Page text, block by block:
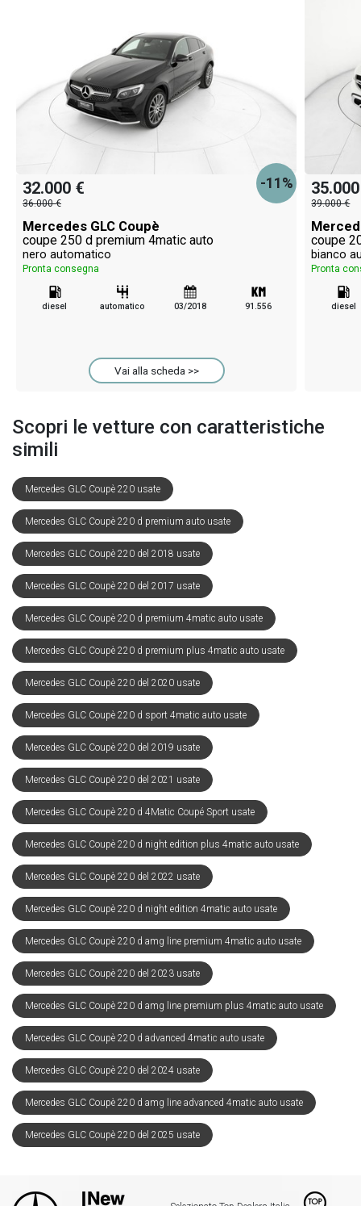
-11%
32.000 €
36.000 €
Mercedes GLC Coupè
coupe 250 d premium 4matic auto
nero automatico
Pronta consegna
diesel automatico 03/2018 91.556
Vai alla scheda >>
39.000 €
coupe
bianco
Pronta
diesel
Scopri le vetture con caratteristiche
simili
Mercedes GLC Coupè 220 usate
Mercedes GLC Coupè 220 d premium auto usate
Mercedes GLC Coupè 220 del 2018 usate
Mercedes GLC Coupè 220 del 2017 usate
Mercedes GLC Coupè 220 d premium 4matic auto usate
Mercedes GLC Coupè 220 d premium plus 4matic auto usate
Mercedes GLC Coupè 220 del 2020 usate
Mercedes GLC Coupè 220 d sport 4matic auto usate
Mercedes GLC Coupè 220 del 2019 usate
Mercedes GLC Coupè 220 del 2021 usate
Mercedes GLC Coupè 220 d 4Matic Coupé Sport usate
Mercedes GLC Coupè 220 d night edition plus 4matic auto usate
Mercedes GLC Coupè 220 del 2022 usate
Mercedes GLC Coupè 220 d night edition 4matic auto usate
Mercedes GLC Coupè 220 d amg line premium 4matic auto usate
Mercedes GLC Coupè 220 del 2023 usate
Mercedes GLC Coupè 220 d amg line premium plus 4matic auto usate
Mercedes GLC Coupè 220 d advanced 4matic auto usate
Mercedes GLC Coupè 220 del 2024 usate
Mercedes GLC Coupè 220 d amg line advanced 4matic auto usate
Mercedes GLC Coupè 220 del 2025 usate